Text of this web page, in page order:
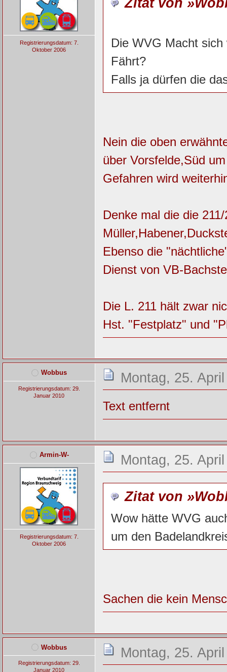
Registrierungsdatum: 7.
Oktober 2006
Die WVG Macht
Fährt?
Falls ja dürfen die
Nein die oben
über Vorsfelde,Süd
Gefahren wird
Denke mal die die
Ebenso die
Dienst von VB-
Die L. 211 hält zwar
Hst. "Festplatz" und
Wobbus
Registrierungsdatum: 29.
Januar 2010
Montag, 25.
Text entfernt
Armin-W-
Registrierungsdatum: 7.
Oktober 2006
Montag, 25.
Zitat von
Wow hätte WVG
um den
Sachen die kein
Wobbus
Registrierungsdatum: 29.
Januar 2010
Montag, 25.